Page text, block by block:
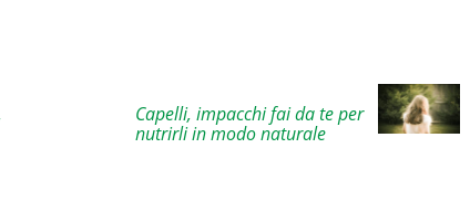
Capelli, impacchi fai da te per
nutrirli in modo naturale